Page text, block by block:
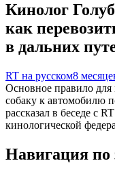
Кинолог
как
в дальних
RT на русском8
Основное правило
собаку к автомобилю
рассказал в беседе с
кинологической
Навигация по